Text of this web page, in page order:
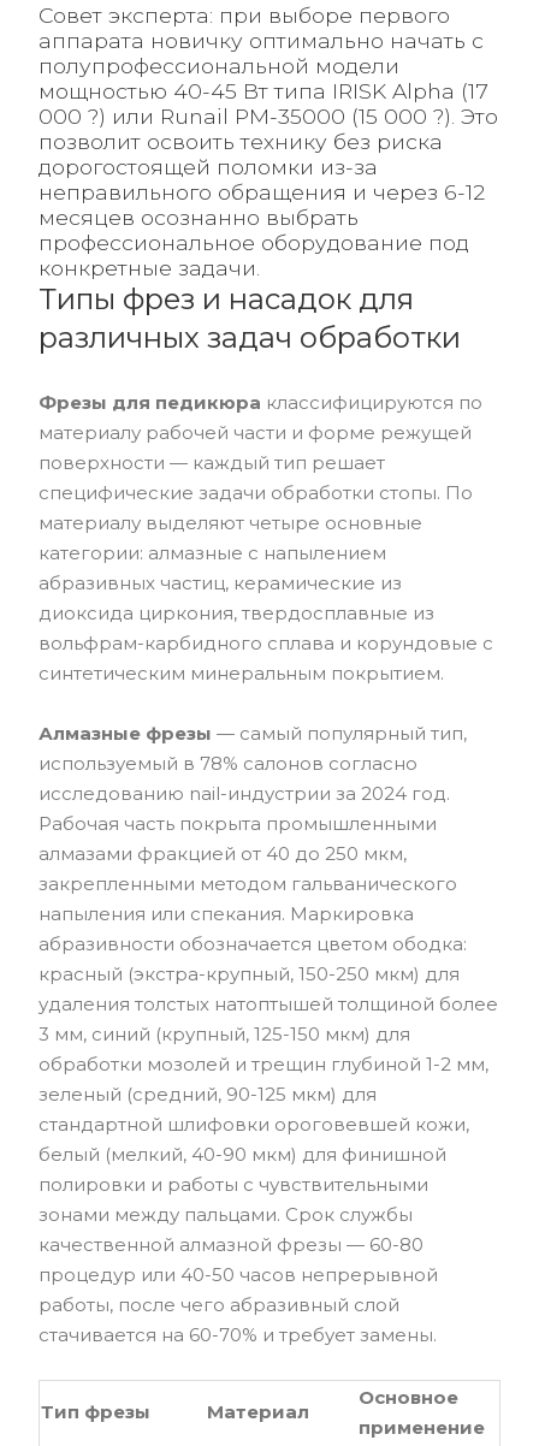
Совет эксперта: при выборе первого
аппарата новичку оптимально начать с
полупрофессиональной модели
мощностью 40-45 Вт типа IRISK Alpha (17
000 ?) или Runail PM-35000 (15 000 ?). Это
позволит освоить технику без риска
дорогостоящей поломки из-за
неправильного обращения и через 6-12
месяцев осознанно выбрать
профессиональное оборудование под
конкретные задачи.
Типы фрез и насадок для
различных задач обработки
Фрезы для педикюра классифицируются по
материалу рабочей части и форме режущей
поверхности — каждый тип решает
специфические задачи обработки стопы. По
материалу выделяют четыре основные
категории: алмазные с напылением
абразивных частиц, керамические из
диоксида циркония, твердосплавные из
вольфрам-карбидного сплава и корундовые с
синтетическим минеральным покрытием.
Алмазные фрезы — самый популярный тип,
используемый в 78% салонов согласно
исследованию nail-индустрии за 2024 год.
Рабочая часть покрыта промышленными
алмазами фракцией от 40 до 250 мкм,
закрепленными методом гальванического
напыления или спекания. Маркировка
абразивности обозначается цветом ободка:
красный (экстра-крупный, 150-250 мкм) для
удаления толстых натоптышей толщиной более
3 мм, синий (крупный, 125-150 мкм) для
обработки мозолей и трещин глубиной 1-2 мм,
зеленый (средний, 90-125 мкм) для
стандартной шлифовки ороговевшей кожи,
белый (мелкий, 40-90 мкм) для финишной
полировки и работы с чувствительными
зонами между пальцами. Срок службы
качественной алмазной фрезы — 60-80
процедур или 40-50 часов непрерывной
работы, после чего абразивный слой
стачивается на 60-70% и требует замены.
Тип фрезы Материал
Основное
применение